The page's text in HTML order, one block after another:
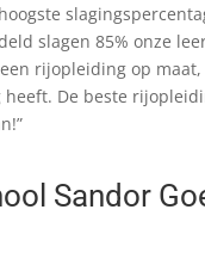
slagen 85% onze
rijopleiding op
De beste
Sandor